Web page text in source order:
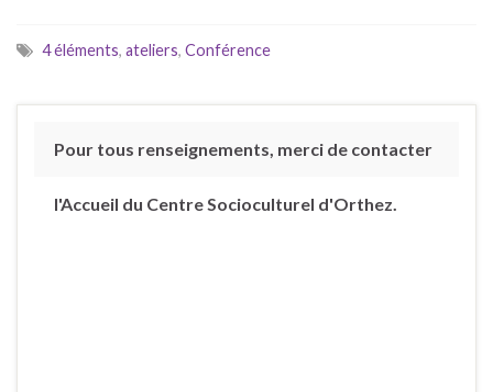
4 éléments, ateliers, Conférence
Pour tous renseignements, merci de contacter
l'Accueil du Centre Socioculturel d'Orthez.